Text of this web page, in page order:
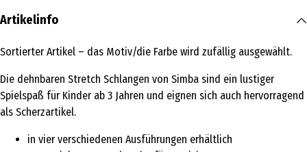
Artikelinfo
Sortierter Artikel – das Motiv/die Farbe wird zufällig ausgewählt.
Die dehnbaren Stretch Schlangen von Simba sind ein lustiger
Spielspaß für Kinder ab 3 Jahren und eignen sich auch hervorragend
als Scherzartikel.
in vier verschiedenen Ausführungen erhältlich